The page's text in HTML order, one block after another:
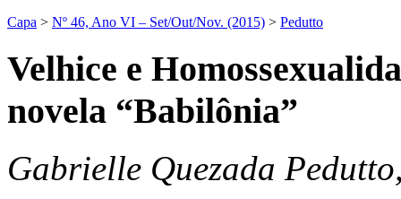
Capa > Nº 46, Ano VI – Set/Out/Nov. (2015) > Pedutto
Velhice e
novela “Babilônia”
Gabrielle Quezada